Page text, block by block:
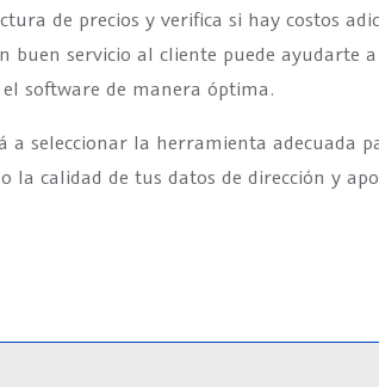
de precios y verifica si hay costos
buen servicio al cliente puede ayudarte
software de manera óptima.
a seleccionar la herramienta adecuada
la calidad de tus datos de dirección y